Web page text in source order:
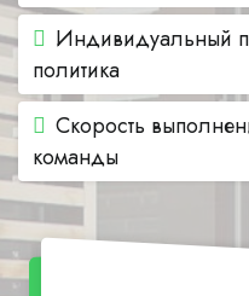
Индивидуальный
политика
Скорость
команды